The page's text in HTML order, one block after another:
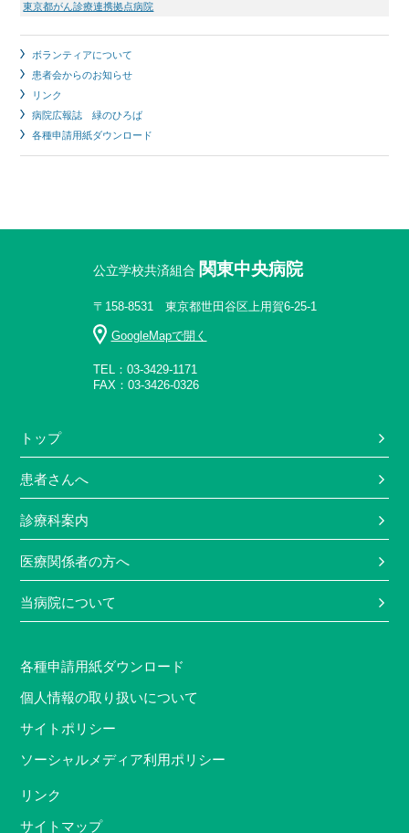
東京都がん診療連携拠点病院
ボランティアについて
患者会からのお知らせ
リンク
病院広報誌 緑のひろば
各種申請用紙ダウンロード
公立学校共済組合 関東中央病院
〒158-8531 東京都世田谷区上用賀6-25-1
GoogleMapで開く
TEL：03-3429-1171
FAX：03-3426-0326
トップ
患者さんへ
診療科案内
医療関係者の方へ
当病院について
各種申請用紙ダウンロード
個人情報の取り扱いについて
サイトポリシー
ソーシャルメディア利用ポリシー
リンク
サイトマップ